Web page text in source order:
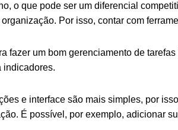
o que pode ser um diferencial
Por isso, contar com
um bom gerenciamento de
indicadores.
e interface são mais simples, por
É possível, por exemplo, adicionar